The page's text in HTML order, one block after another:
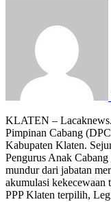
KLATEN –
Pimpinan Cabang
Kabupaten Klaten.
Pengurus Anak
mundur dari jabatan
akumulasi kekecewaan
PPP Klaten terpilih,